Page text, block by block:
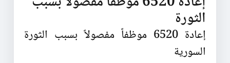
الثورة
إعادة 6520 موظفاً مفصولاً بسبب الثورة
السورية